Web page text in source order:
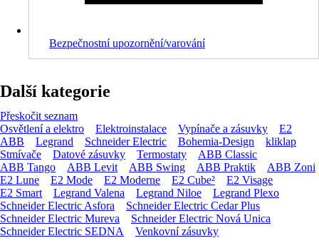
Bezpečnostní upozornění/varování
Další kategorie
Přeskočit seznam
Osvětlení a elektro
Elektroinstalace Vypínače a zásuvky
E2
ABB
Legrand Schneider Electric Bohemia-Design
kliklap
Stmívače
Datové zásuvky Termostaty
ABB Classic
ABB Tango
ABB Levit ABB Swing ABB Praktik
ABB Zoni
E2 Lune
E2 Mode E2 Moderne E2 Cube²
E2 Visage
E2 Smart
Legrand Valena Legrand Niloe
Legrand Plexo
Schneider Electric Asfora
Schneider Electric Cedar Plus
Schneider Electric Mureva
Schneider Electric Nová Unica
Schneider Electric SEDNA
Venkovní zásuvky